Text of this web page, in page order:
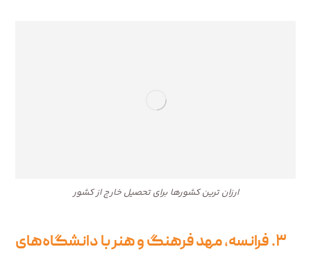
ارزان ترین کشورها برای تحصیل خارج از کشور
۳. فرانسه، مهد فرهنگ و هنر با دانشگاه‌های